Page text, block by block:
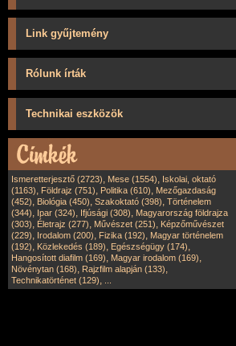
Link gyűjtemény
Rólunk írták
Technikai eszközök
Ismeretterjesztő (2723), Mese (1554), Iskolai, oktató
(1163), Földrajz (751), Politika (610), Mezőgazdaság
(452), Biológia (450), Szakoktató (398), Történelem
(344), Ipar (324), Ifjúsági (308), Magyarország földrajza
(303), Életrajz (277), Művészet (251), Képzőművészet
(229), Irodalom (200), Fizika (192), Magyar történelem
(192), Közlekedés (189), Egészségügy (174),
Hangosított diafilm (169), Magyar irodalom (169),
Növénytan (168), Rajzfilm alapján (133),
Technikatörténet (129),